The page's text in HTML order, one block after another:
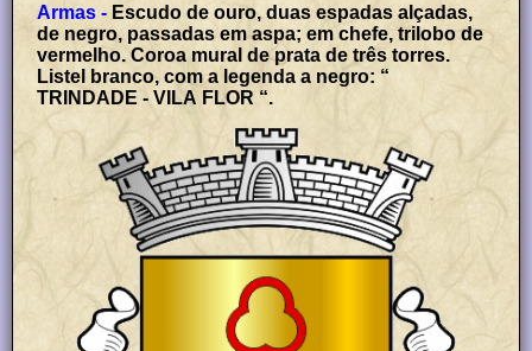
Armas - Escudo de ouro, duas espadas alçadas,
de negro, passadas em aspa; em chefe, trilobo de
vermelho. Coroa mural de prata de três torres.
Listel branco, com a legenda a negro: “
TRINDADE - VILA FLOR “.